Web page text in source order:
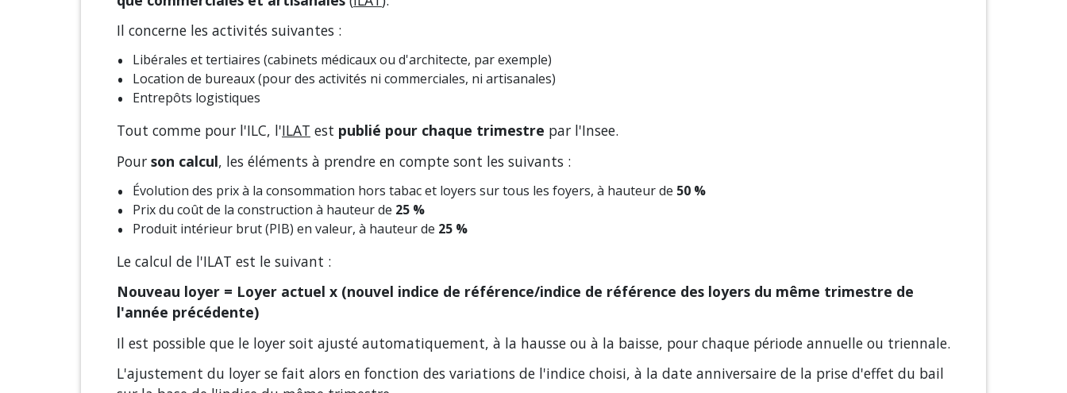
Il concerne les activités suivantes :
Libérales et tertiaires (cabinets médicaux ou d'architecte, par exemple)
Location de bureaux (pour des activités ni commerciales, ni artisanales)
Entrepôts logistiques
Tout comme pour l'ILC, l'ILAT est publié pour chaque trimestre par l'Insee.
Pour son calcul, les éléments à prendre en compte sont les suivants :
Évolution des prix à la consommation hors tabac et loyers sur tous les foyers, à hauteur de 50 %
Prix du coût de la construction à hauteur de 25 %
Produit intérieur brut (PIB) en valeur, à hauteur de 25 %
Le calcul de l'ILAT est le suivant :
Nouveau loyer = Loyer actuel x (nouvel indice de référence/indice de référence des loyers du même trimestre de
l'année précédente)
Il est possible que le loyer soit ajusté automatiquement, à la hausse ou à la baisse, pour chaque période annuelle ou triennale.
L'ajustement du loyer se fait alors en fonction des variations de l'indice choisi, à la date anniversaire de la prise d'effet du bail